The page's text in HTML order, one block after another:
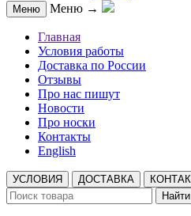
Меню Меню →
Главная
Условия работы
Доставка по России
Отзывы
Про нас пишут
Новости
Про носки
Контакты
English
УСЛОВИЯ ДОСТАВКА
Найти